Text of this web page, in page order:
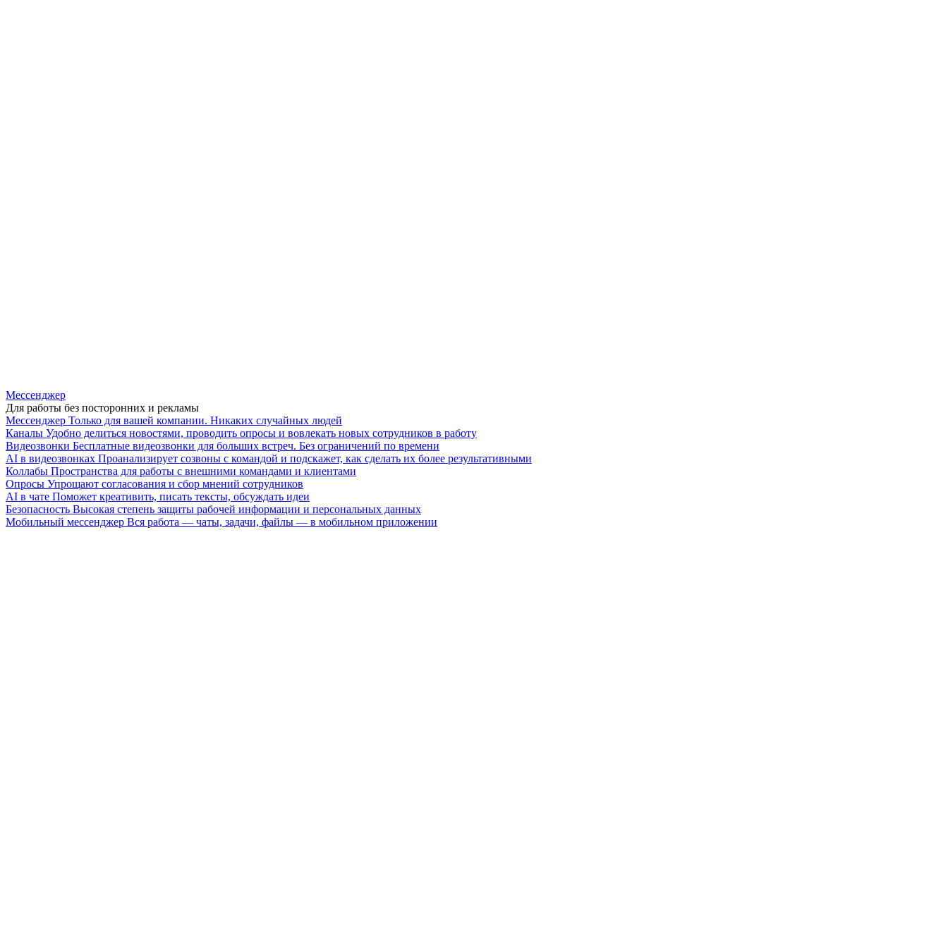
Мессенджер
Для работы без посторонних и рекламы
Мессенджер Только для вашей компании. Никаких случайных людей
Каналы Удобно делиться новостями, проводить опросы и вовлекать новых сотрудников в работу
Видеозвонки Бесплатные видеозвонки для больших встреч. Без ограничений по времени
AI в видеозвонках Проанализирует созвоны с командой и подскажет, как сделать их более результативными
Коллабы Пространства для работы с внешними командами и клиентами
Опросы Упрощают согласования и сбор мнений сотрудников
AI в чате Поможет креативить, писать тексты, обсуждать идеи
Безопасность Высокая степень защиты рабочей информации и персональных данных
Мобильный мессенджер Вся работа — чаты, задачи, файлы — в мобильном приложении